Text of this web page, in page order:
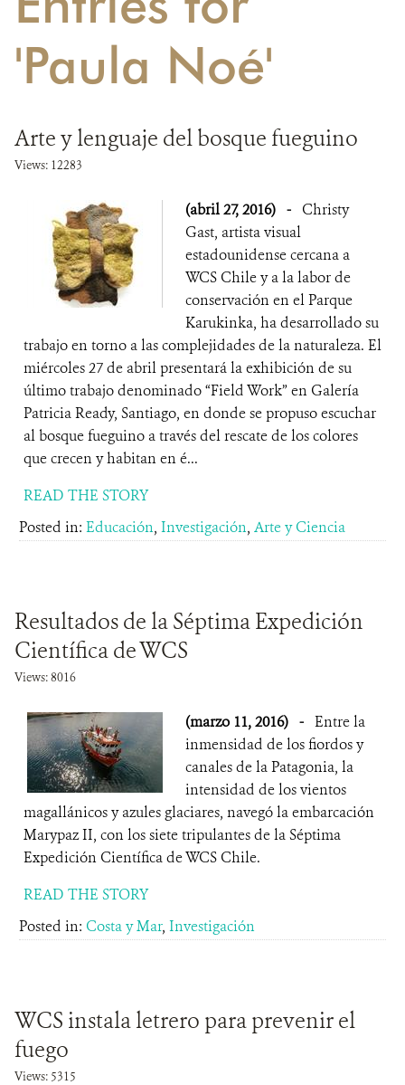
DONA
'Paula Noé'
Arte y lenguaje del bosque fueguino
Views: 12283
(abril 27, 2016) - Christy
Gast, artista visual
estadounidense cercana a
WCS Chile y a la labor de
conservación en el Parque
Karukinka, ha desarrollado su
trabajo en torno a las complejidades de la naturaleza. El
miércoles 27 de abril presentará la exhibición de su
último trabajo denominado “Field Work” en Galería
Patricia Ready, Santiago, en donde se propuso escuchar
al bosque fueguino a través del rescate de los colores
que crecen y habitan en é...
READ THE STORY
Posted in: Educación, Investigación, Arte y Ciencia
Resultados de la Séptima Expedición
Científica de WCS
Views: 8016
(marzo 11, 2016) - Entre la
inmensidad de los fiordos y
canales de la Patagonia, la
intensidad de los vientos
magallánicos y azules glaciares, navegó la embarcación
Marypaz II, con los siete tripulantes de la Séptima
Expedición Científica de WCS Chile.
READ THE STORY
Posted in: Costa y Mar, Investigación
WCS instala letrero para prevenir el
fuego
Views: 5315